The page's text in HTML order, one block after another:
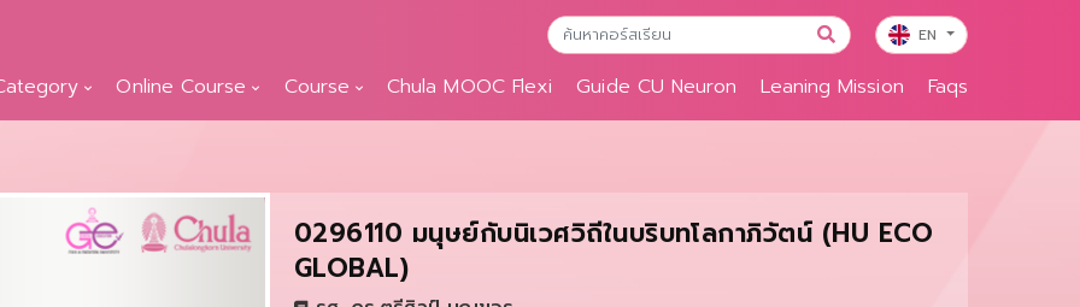
EN
Online Course Course Chula MOOC Flexi Guide CU Neuron Leaning Mission Faqs
0296110 มนุษย์กับนิเวศวิถีในบริบทโลกาภิวัตน์ (HU ECO
GLOBAL)